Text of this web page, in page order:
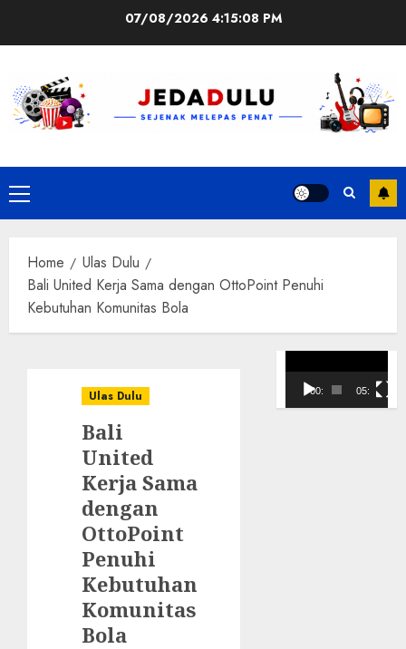
07/08/2026 4:15:09 PM
Primary
Menu
Home
Ulas Dulu
Bali United Kerja Sama dengan OttoPoint Penuhi
Kebutuhan Komunitas Bola
Ulas Dulu
Bali
United
Kerja Sama
dengan
OttoPoint
Penuhi
Kebutuhan
Komunitas
Bola
Video
00:00 05:10